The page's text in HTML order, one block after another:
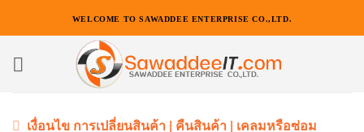
เนื้อหา
WELCOME TO SAWADDEE ENTERPRISE CO.,LTD.
เงื่อนไข การเปลี่ยนสินค้า | คืนสินค้า | เคลมหรือซ่อม